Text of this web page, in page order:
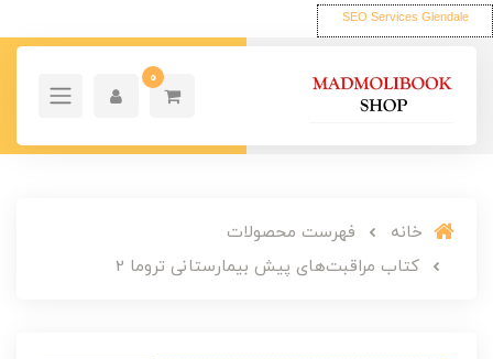
SEO Services Glendale
0
خانه
فهرست محصولات
کتاب مراقبت‌های پیش بیمارستانی تروما 2